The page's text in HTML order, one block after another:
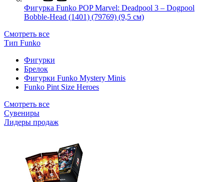
Фигурка Funko POP Marvel: Deadpool 3 – Dogpool
Bobble-Head (1401) (79769) (9,5 см)
Смотреть все
Тип Funko
Фигурки
Брелок
Фигурки Funko Mystery Minis
Funko Pint Size Heroes
Смотреть все
Сувениры
Лидеры продаж